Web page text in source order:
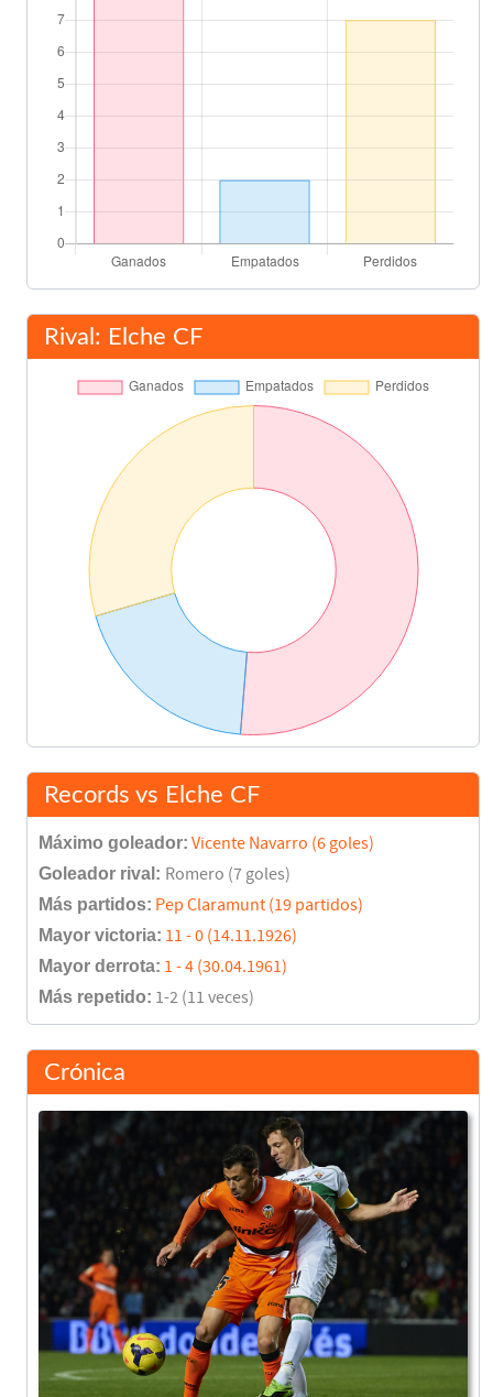
84'
86'
Hélder Postiga
90'
Final del partido
Rival: Elche CF
Records vs Elche CF
Máximo goleador: Vicente Navarro (6 goles)
Goleador rival: Romero (7 goles)
Más partidos: Pep Claramunt (19 partidos)
Mayor victoria: 11 - 0 (14.11.1926)
Mayor derrota: 1 - 4 (30.04.1961)
Más repetido: 1-2 (11 veces)
Crónica